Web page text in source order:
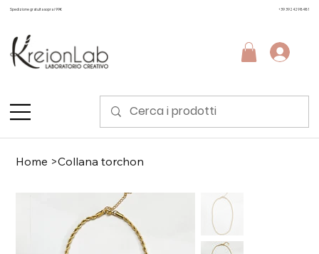
Spedizione gratuita sopra i 99€ +39 3924298481
Home >Collana torchon